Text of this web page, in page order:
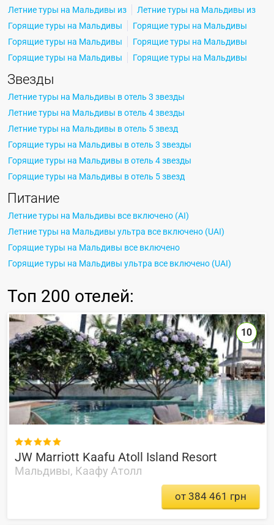
Летние туры на Мальдивы из
Летние туры на Мальдивы из
Горящие туры на Мальдивы
Горящие туры на Мальдивы
Горящие туры на Мальдивы
Горящие туры на Мальдивы
Горящие туры на Мальдивы
Горящие туры на Мальдивы
Звезды
Летние туры на Мальдивы в отель 3 звезды
Летние туры на Мальдивы в отель 4 звезды
Летние туры на Мальдивы в отель 5 звезд
Горящие туры на Мальдивы в отель 3 звезды
Горящие туры на Мальдивы в отель 4 звезды
Горящие туры на Мальдивы в отель 5 звезд
Питание
Летние туры на Мальдивы все включено (AI)
Летние туры на Мальдивы ультра все включено (UAI)
Горящие туры на Мальдивы все включено
Горящие туры на Мальдивы ультра все включено (UAI)
Топ 200 отелей:

JW Marriott Kaafu Atoll Island Resort
Мальдивы, Каафу Атолл
10
от 384 461 грн